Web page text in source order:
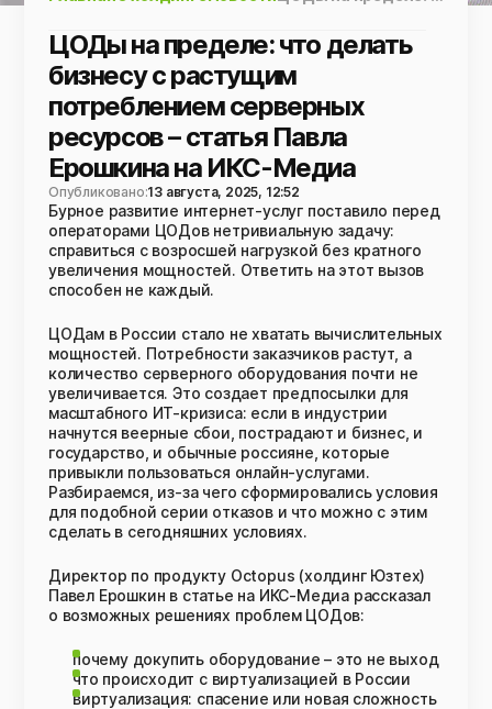
ЦОДы на пределе: что делать
бизнесу с растущим
потреблением серверных
ресурсов – статья Павла
Ерошкина на ИКС-Медиа
Опубликовано:13 августа, 2025, 12:52
Бурное развитие интернет-услуг поставило перед
операторами ЦОДов нетривиальную задачу:
справиться с возросшей нагрузкой без кратного
увеличения мощностей. Ответить на этот вызов
способен не каждый.
ЦОДам в России стало не хватать вычислительных
мощностей. Потребности заказчиков растут, а
количество серверного оборудования почти не
увеличивается. Это создает предпосылки для
масштабного ИT-кризиса: если в индустрии
начнутся веерные сбои, пострадают и бизнес, и
государство, и обычные россияне, которые
привыкли пользоваться онлайн-услугами.
Разбираемся, из-за чего сформировались условия
для подобной серии отказов и что можно с этим
сделать в сегодняшних условиях.
Директор по продукту Octopus (холдинг Юзтех)
Павел Ерошкин в статье на ИКС-Медиа рассказал
о возможных решениях проблем ЦОДов:
почему докупить оборудование – это не выход
что происходит с виртуализацией в России
виртуализация: спасение или новая сложность